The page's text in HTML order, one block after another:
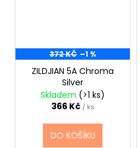
372 KČ –1 %
ZILDJIAN 5A Chroma
Silver
Skladem (>1 ks)
366 Kč / ks
DO KOŠÍKU